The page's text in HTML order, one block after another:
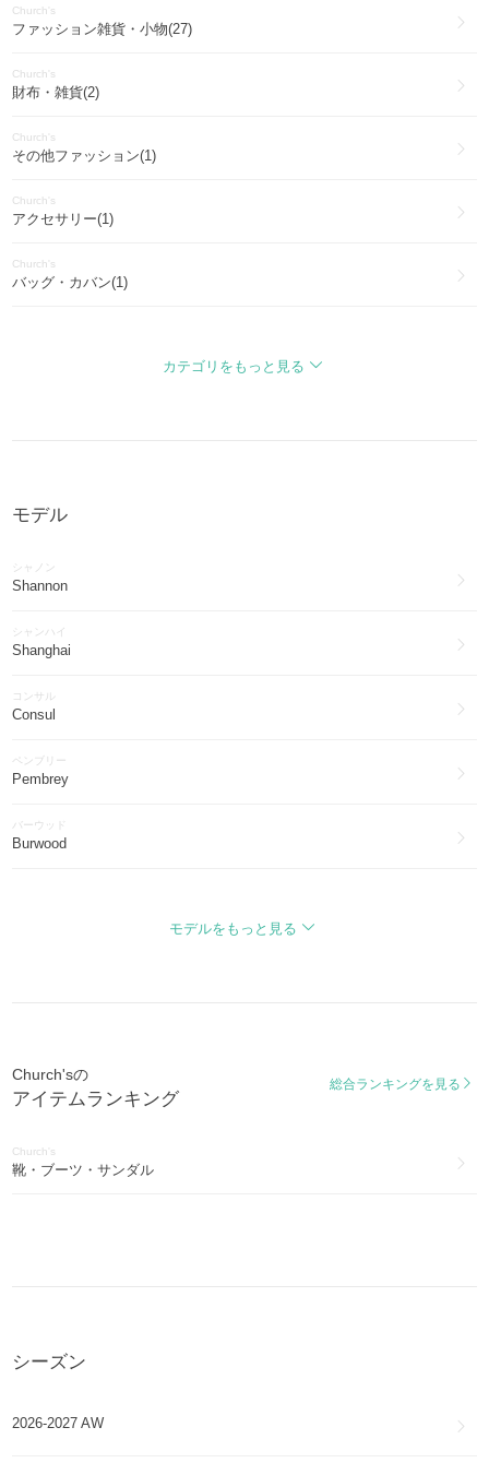
Church's
ファッション雑貨・小物(27)
Church's
財布・雑貨(2)
Church's
その他ファッション(1)
Church's
アクセサリー(1)
Church's
バッグ・カバン(1)
カテゴリをもっと見る
モデル
シャノン
Shannon
シャンハイ
Shanghai
コンサル
Consul
ペンブリー
Pembrey
バーウッド
Burwood
モデルをもっと見る
Church'sの
アイテムランキング
総合ランキングを見る
Church's
靴・ブーツ・サンダル
シーズン
2026-2027 AW